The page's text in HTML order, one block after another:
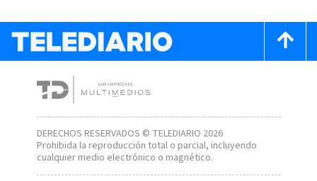
DERECHOS RESERVADOS © TELEDIARIO 2026
Prohibida la reproducción total o parcial, incluyendo
cualquier medio electrónico o magnético.